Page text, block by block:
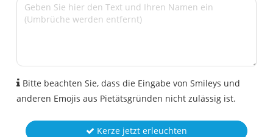
Bitte beachten Sie, dass die Eingabe von Smileys und
anderen Emojis aus Pietätsgründen nicht zulässig ist.
Kerze jetzt erleuchten